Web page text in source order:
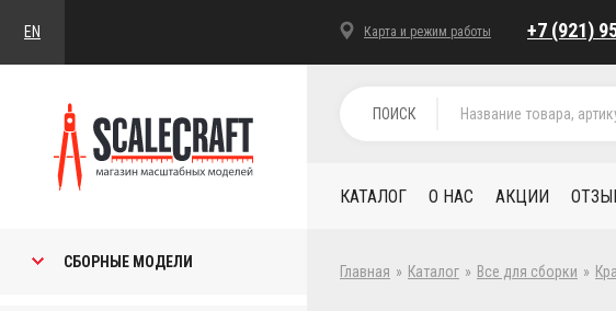
EN Карта и режим работы +7 (921)
СБОРНЫЕ МОДЕЛИ
ПОИСК
КАТАЛОГ О НАС АКЦИИ
Главная » Каталог » Все для сборки »